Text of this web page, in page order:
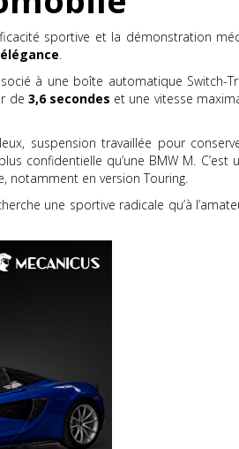
sportive et la démonstration
.
à une boîte automatique Switch-
de 3,6 secondes et une vitesse
suspension travaillée pour
confidentielle qu’une BMW M. C’est
notamment en version Touring.
une sportive radicale qu’à